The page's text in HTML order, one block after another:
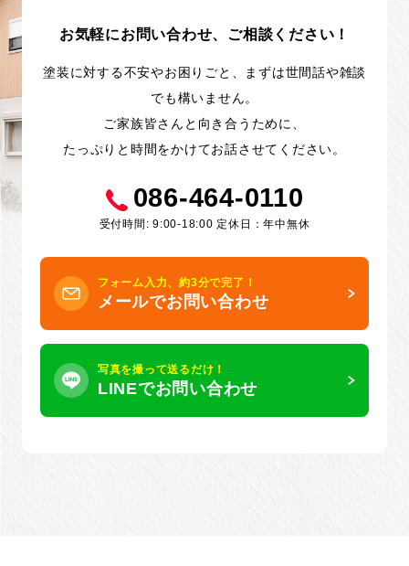
お気軽にお問い合わせ、ご相談ください！
塗装に対する不安やお困りごと、まずは世間話や雑談
でも構いません。
ご家族皆さんと向き合うために、
たっぷりと時間をかけてお話させてください。
086-464-0110
受付時間: 9:00-18:00 定休日：年中無休
フォーム入力、約3分で完了！
メールでお問い合わせ
写真を撮って送るだけ！
LINEでお問い合わせ